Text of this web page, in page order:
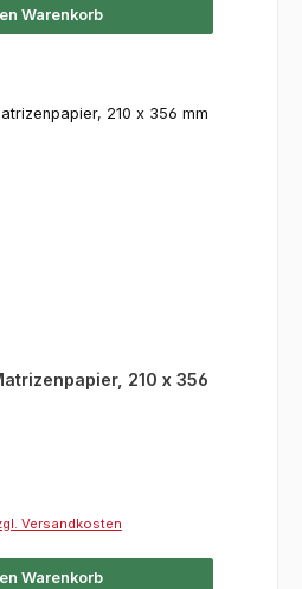
Warenkorb
Versandkosten
Warenkorb